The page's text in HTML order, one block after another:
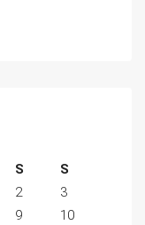
S
S
2
3
9
10